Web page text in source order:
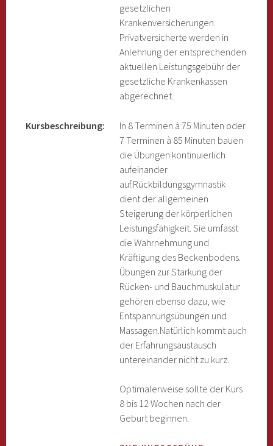
gesetzlichen
Krankenversicherungen.
Privatversicherte werden in
Anlehnung der entsprechenden
aktuellen Leistungsgebühr der
gesetzliche Krankenkassen
abgerechnet.
Kursbeschreibung:
In 8 Terminen à 75 Minuten oder
7 Terminen à 85 Minuten bauen
die Übungen kontinuierlich
aufeinander
auf.Rückbildungsgymnastik
dient der allgemeinen
Steigerung der körperlichen
Leistungsfähigkeit. Sie umfasst
die Wahrnehmung und
Kräftigung des Beckenbodens.
Übungen zur Stärkung der
Rücken- und Bauchmuskulatur
gehören ebenso dazu, wie
Entspannungsübungen und
Massagen.Natürlich kommt auch
der Erfahrungsaustausch
untereinander nicht zu kurz.
Optimalerweise sollte der Kurs
8 bis 12 Wochen nach der
Geburt beginnen.